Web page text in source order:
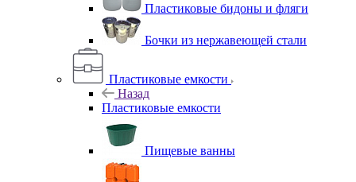
Пластиковые бидоны и фляги
Бочки из нержавеющей стали
Пластиковые емкости
Назад
Пластиковые емкости
Пищевые ванны